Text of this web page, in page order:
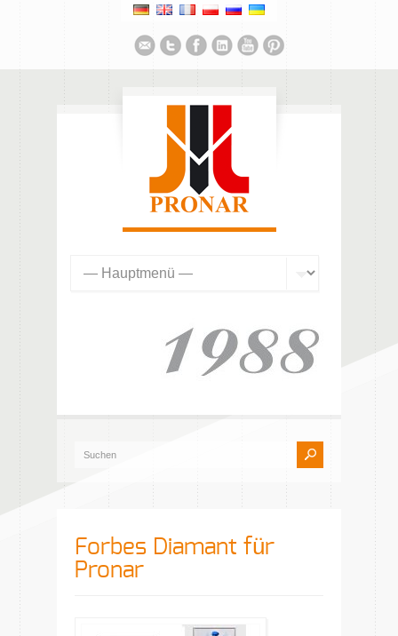
Forbes Diamant für
Pronar